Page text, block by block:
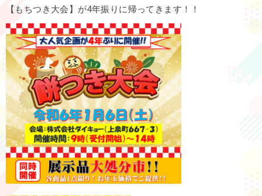
【もちつき大会】が4年振りに帰ってきます！！